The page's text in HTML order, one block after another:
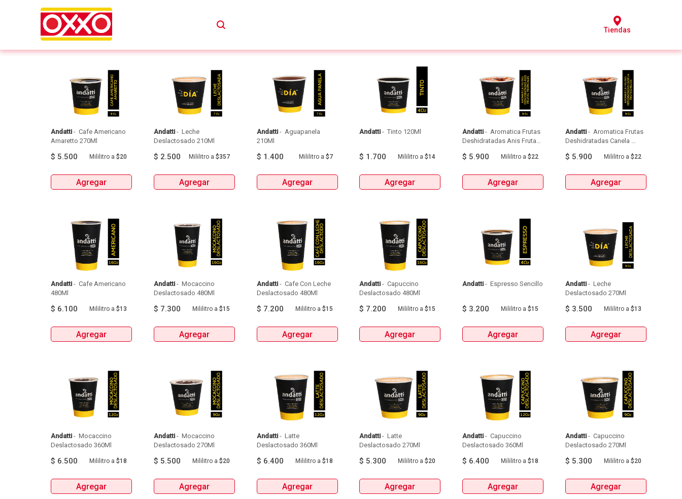
Tiendas
ANDATTI
Andatti - Cafe Americano
$ 5.500 Mililitro a $20
Agregar
Andatti - Leche
$ 2.500 Mililitroa $357
Agregar
Andatti - Aguapanela
$ 1.400 Mililitroa $7
Agregar
Andatti -
$ 1.700 Mililitro a$14
Agregar
Andatti - Aromatica Frutas
Deshidratadas Anis Frutas
$ 5.900 Mililitro a$22
Agregar
Andatti - Aromatica Frutas
Deshidratadas Canela
$ 5.900 Mililitroa $22
Agregar
Andatti - Cafe Americano
$ 6.100 Mililitro a $13
Agregar
Andatti - Mocaccino
$ 7.300 Mililitroa $15
Agregar
Andatti - Cafe Con Leche
$ 7.200 Mililitroa $15
Agregar
Andatti - Capuccino
$ 7.200 Mililitro a$15
Agregar
Andatti -
$ 3.200 Mililitro a$15
Agregar
Andatti - Leche
$ 3.500 Mililitroa $13
Agregar
Andatti - Mocaccino
$ 6.500 Mililitro a $18
Agregar
Andatti - Mocaccino
$ 5.500 Mililitroa $20
Agregar
Andatti - Latte
$ 6.400 Mililitroa $18
Agregar
Andatti - Latte
$ 5.300 Mililitro a$20
Agregar
Andatti - Capuccino
$ 6.400 Mililitro a$18
Agregar
Andatti - Capuccino
$ 5.300 Mililitroa $20
Agregar